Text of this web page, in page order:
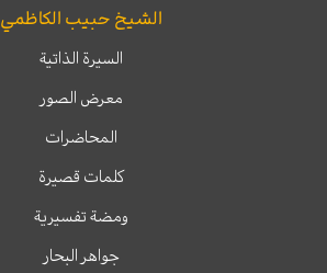
الشيخ حبيب الكاظمي
السيرة الذاتية
معرض الصور
المحاضرات
كلمات قصيرة
ومضة تفسيرية
جواهر البحار